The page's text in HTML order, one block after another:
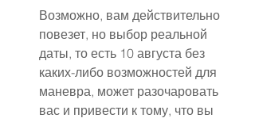
Возможно, вам действительно
повезет, но выбор реальной
даты, то есть 10 августа без
каких-либо возможностей для
маневра, может разочаровать
вас и привести к тому, что вы